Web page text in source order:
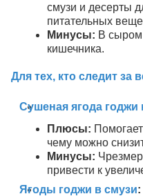
смузи и десерты
питательных
Минусы: В сыром
кишечника.
Для тех, кто следит за
Сушеная ягода годжи
Плюсы:
чему можно
Минусы:
привести к
Ягоды годжи в смузи: